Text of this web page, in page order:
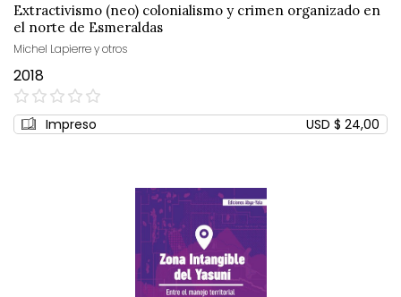
Extractivismo (neo) colonialismo y crimen organizado en
el norte de Esmeraldas
Michel Lapierre y otros
2018
0%
Impreso USD $ 24,00